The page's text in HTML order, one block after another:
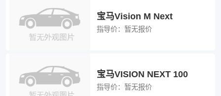
宝马Vision M Next
指导价： 暂无报价
宝马VISION NEXT 100
指导价： 暂无报价